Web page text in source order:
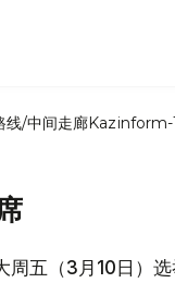
线/中间走廊Kazinform-
五（3月10日）